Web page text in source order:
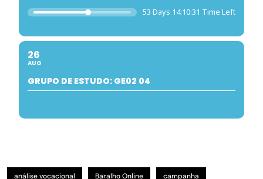
53 Days 14:10:30 Time Left
26
AUG
GRUPO DE ESTUDO: GE02 04
análise vocacional Baralho Online campanha